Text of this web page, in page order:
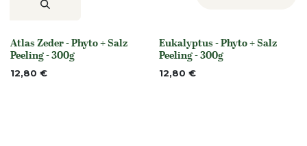
None
Atlas Zeder - Phyto + Salz
Peeling - 300g
12,80 €
None
Eukalyptus - Phyto + Salz
Peeling - 300g
12,80 €